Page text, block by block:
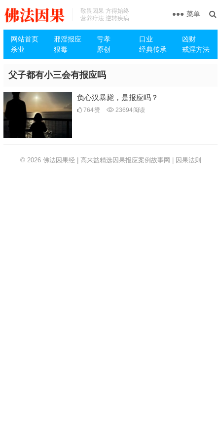
敬畏因果 方得始终
营养疗法 逆转疾病
网站首页 邪淫报应 亏孝 口业
凶财
杀业
狠毒 原创 经典传承 戒淫方法
菜单
父子都有小三会有报应吗
负心汉暴毙，是报应吗？
764赞 23694阅读
© 2026 佛法因果经 | 高来益精选因果报应案例故事网 | 因果法则